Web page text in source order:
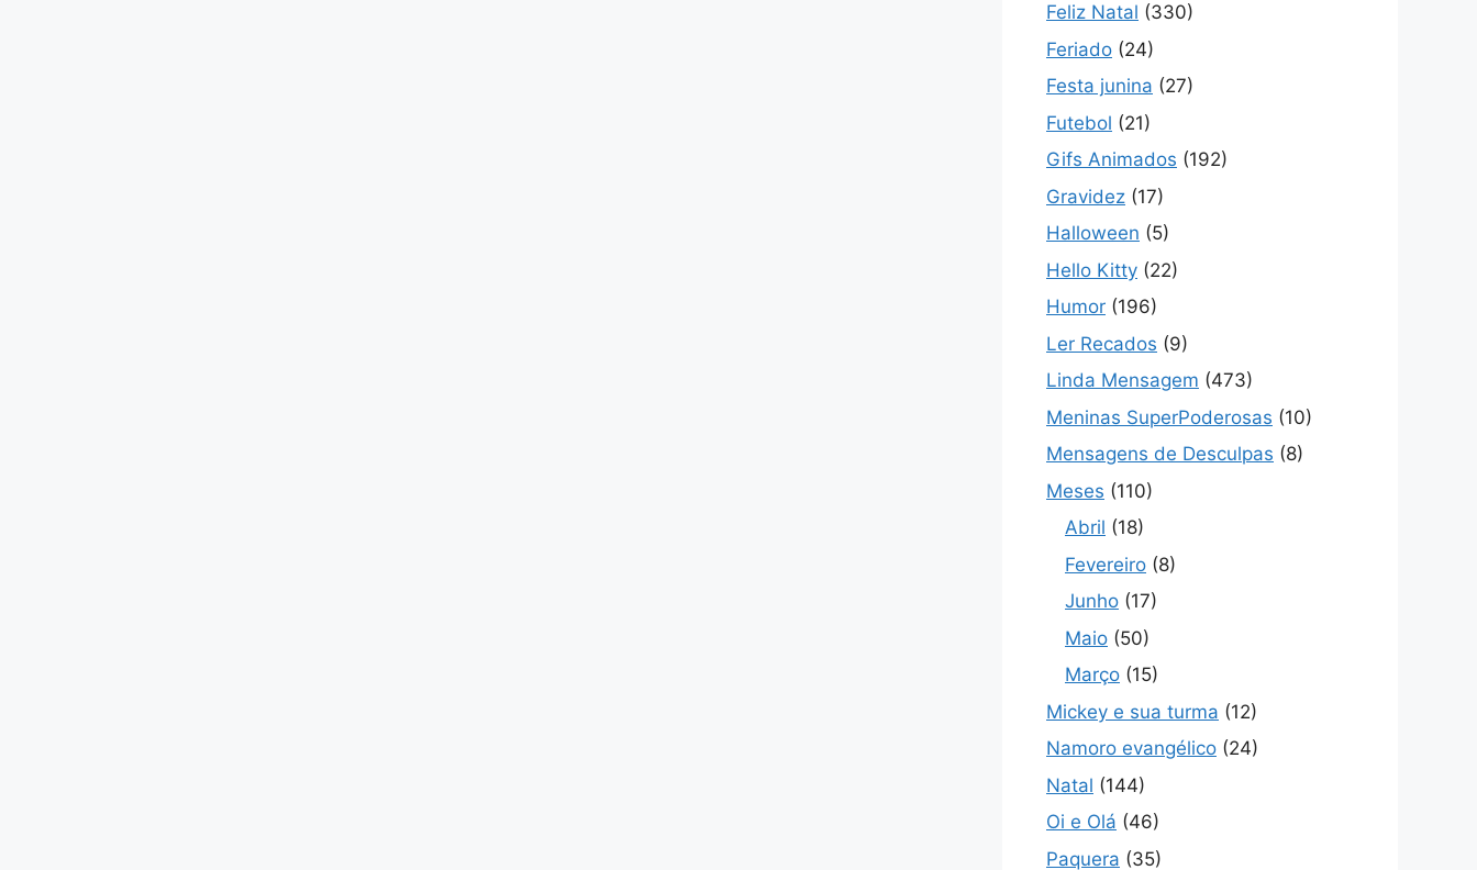
Feliz Natal (330)
Feriado (24)
Festa junina (27)
Futebol (21)
Gifs Animados (192)
Gravidez (17)
Halloween (5)
Hello Kitty (22)
Humor (196)
Ler Recados (9)
Linda Mensagem (473)
Meninas SuperPoderosas (10)
Mensagens de Desculpas (8)
Meses (110)
Abril (18)
Fevereiro (8)
Junho (17)
Maio (50)
Março (15)
Mickey e sua turma (12)
Namoro evangélico (24)
Natal (144)
Oi e Olá (46)
Paquera (35)